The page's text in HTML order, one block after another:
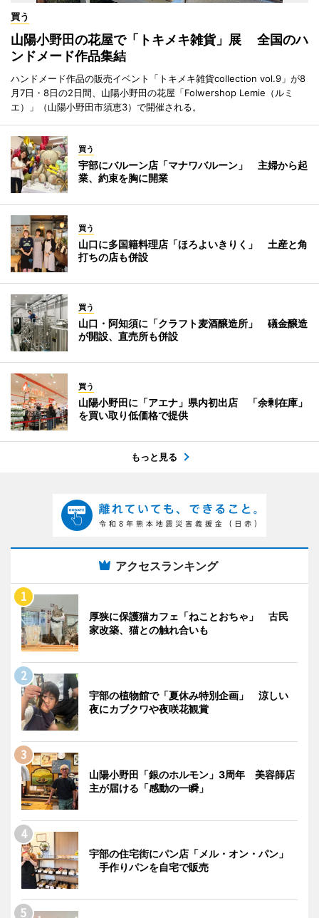
買う
山陽小野田の花屋で「トキメキ雑貨」展 全国のハ
ンドメード作品集結
ハンドメード作品の販売イベント「トキメキ雑貨collection vol.9」が8
月7日・8日の2日間、山陽小野田の花屋「Folwershop Lemie（ルミ
エ）」（山陽小野田市須恵3）で開催される。
買う
宇部にバルーン店「マナワバルーン」 主婦から起
業、約束を胸に開業
買う
山口に多国籍料理店「ほろよいきりく」 土産と角
打ちの店も併設
買う
山口・阿知須に「クラフト麦酒醸造所」 礒金醸造
が開設、直売所も併設
買う
山陽小野田に「アエナ」県内初出店 「余剰在庫」
を買い取り低価格で提供
もっと見る
アクセスランキング
厚狭に保護猫カフェ「ねことおちゃ」 古民
家改築、猫との触れ合いも
宇部の植物館で「夏休み特別企画」 涼しい
夜にカブクワや夜咲花観賞
山陽小野田「銀のホルモン」3周年 美容師店
主が届ける「感動の一瞬」
宇部の住宅街にパン店「メル・オン・パン」
手作りパンを自宅で販売